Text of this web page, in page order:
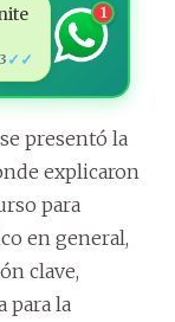
✓✓
1
presentó la
explicaron
para
en general,
clave,
para la